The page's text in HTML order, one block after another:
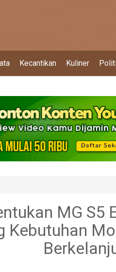
Kecantikan Kuliner
MG S5
Kebutuhan